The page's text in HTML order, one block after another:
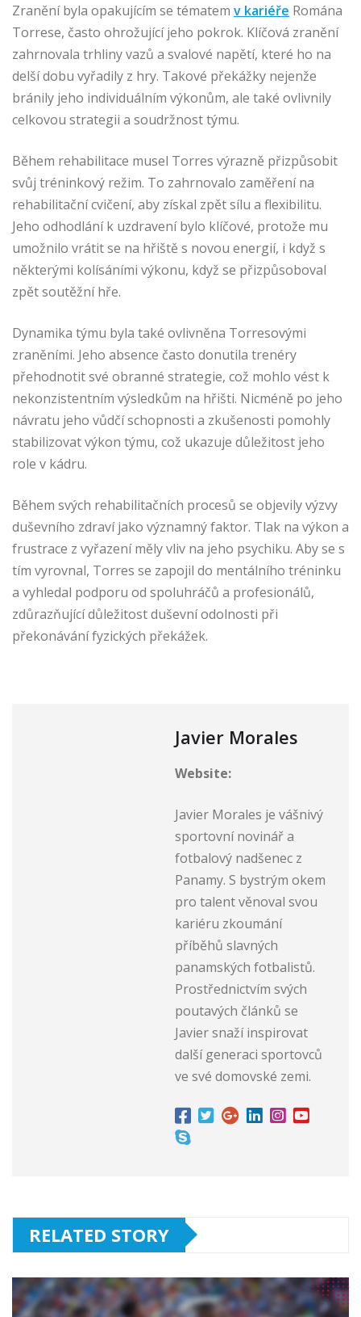
Zranění byla opakujícím se tématem v kariéře Romána
Torrese, často ohrožující jeho pokrok. Klíčová zranění
zahrnovala trhliny vazů a svalové napětí, které ho na
delší dobu vyřadily z hry. Takové překážky nejenže
bránily jeho individuálním výkonům, ale také ovlivnily
celkovou strategii a soudržnost týmu.
Během rehabilitace musel Torres výrazně přizpůsobit
svůj tréninkový režim. To zahrnovalo zaměření na
rehabilitační cvičení, aby získal zpět sílu a flexibilitu.
Jeho odhodlání k uzdravení bylo klíčové, protože mu
umožnilo vrátit se na hřiště s novou energií, i když s
některými kolísáními výkonu, když se přizpůsoboval
zpět soutěžní hře.
Dynamika týmu byla také ovlivněna Torresovými
zraněními. Jeho absence často donutila trenéry
přehodnotit své obranné strategie, což mohlo vést k
nekonzistentním výsledkům na hřišti. Nicméně po jeho
návratu jeho vůdčí schopnosti a zkušenosti pomohly
stabilizovat výkon týmu, což ukazuje důležitost jeho
role v kádru.
Během svých rehabilitačních procesů se objevily výzvy
duševního zdraví jako významný faktor. Tlak na výkon a
frustrace z vyřazení měly vliv na jeho psychiku. Aby se s
tím vyrovnal, Torres se zapojil do mentálního tréninku
a vyhledal podporu od spoluhráčů a profesionálů,
zdůrazňující důležitost duševní odolnosti při
překonávání fyzických překážek.
Javier Morales
Website:
Javier Morales je vášnivý
sportovní novinář a
fotbalový nadšenec z
Panamy. S bystrým okem
pro talent věnoval svou
kariéru zkoumání
příběhů slavných
panamských fotbalistů.
Prostřednictvím svých
poutavých článků se
Javier snaží inspirovat
další generaci sportovců
ve své domovské zemi.
RELATED STORY